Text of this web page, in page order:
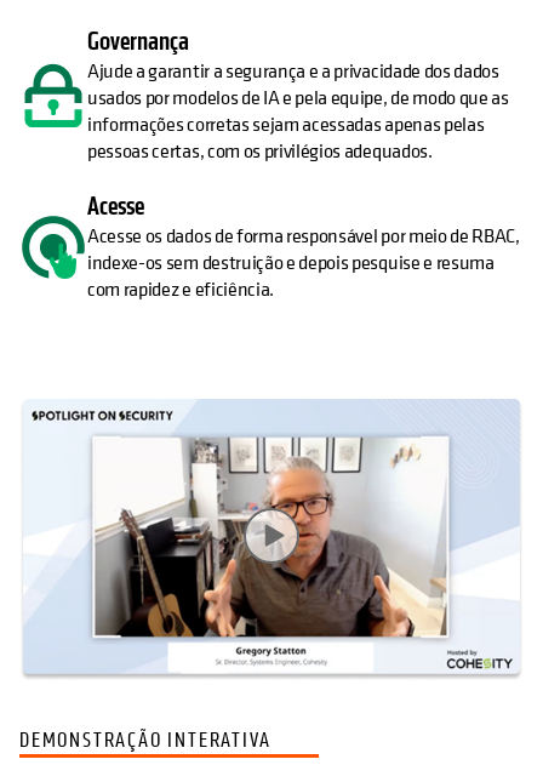
Governança
Ajude a garantir a segurança e a privacidade dos dados
usados por modelos de IA e pela equipe, de modo que as
informações corretas sejam acessadas apenas pelas
pessoas certas, com os privilégios adequados.
Acesse
Acesse os dados de forma responsável por meio de RBAC,
indexe-os sem destruição e depois pesquise e resuma
com rapidez e eficiência.
DEMONSTRAÇÃO INTERATIVA